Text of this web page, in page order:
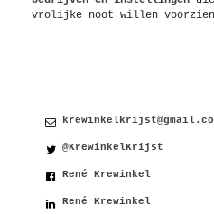
vrolijke noot willen
@KrewinkelKrijst
René Krewinkel
René Krewinkel